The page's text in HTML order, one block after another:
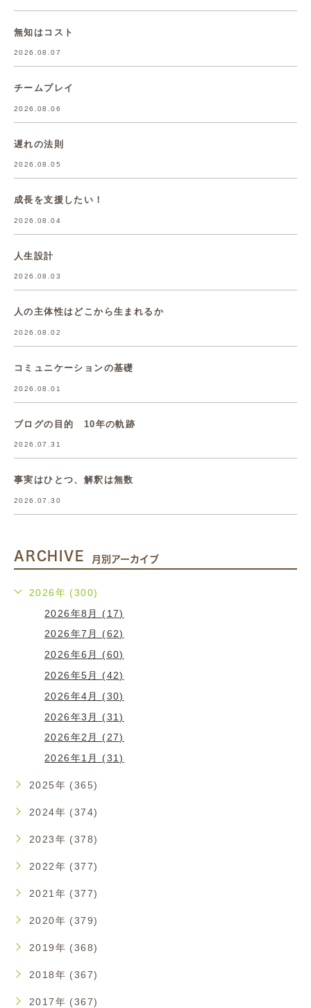
無知はコスト
2026.08.07
チームプレイ
2026.08.06
遅れの法則
2026.08.05
成長を支援したい！
2026.08.04
人生設計
2026.08.03
人の主体性はどこから生まれるか
2026.08.02
コミュニケーションの基礎
2026.08.01
ブログの目的 10年の軌跡
2026.07.31
事実はひとつ、解釈は無数
2026.07.30
ARCHIVE 月別アーカイブ
2026年 (300)
2026年8月 (17)
2026年7月 (62)
2026年6月 (60)
2026年5月 (42)
2026年4月 (30)
2026年3月 (31)
2026年2月 (27)
2026年1月 (31)
2025年 (365)
2024年 (374)
2023年 (378)
2022年 (377)
2021年 (377)
2020年 (379)
2019年 (368)
2018年 (367)
2017年 (367)